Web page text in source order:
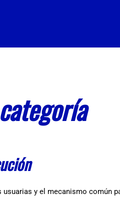
y el mecanismo común